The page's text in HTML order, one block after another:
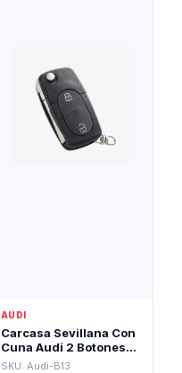
AUDI
Carcasa Sevillana Con
Cuna Audi 2 Botones
Para Pila 2032
SKU: Audi-B13